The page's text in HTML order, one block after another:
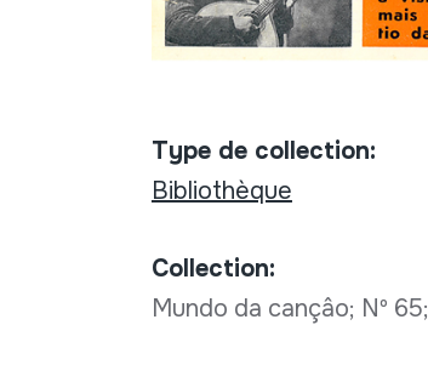
Type de collection:
Bibliothèque
Collection:
Mundo da cançâo; Nº 65;